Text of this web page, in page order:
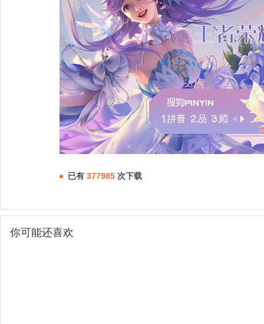
已有 377985 次下载
你可能还喜欢